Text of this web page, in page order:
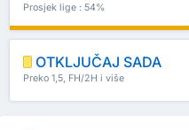
Prosjek lige : 54%
OTKLJUČAJ SADA
Preko 1,5, FH/2H i više